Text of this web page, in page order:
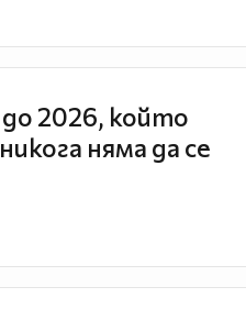
до 2026, който
няма да се